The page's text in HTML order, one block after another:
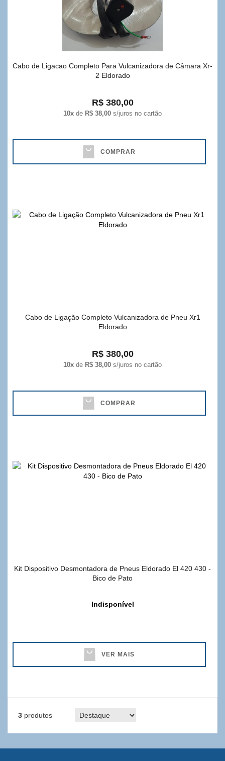
Cabo de Ligacao Completo Para Vulcanizadora de Câmara Xr-
2 Eldorado
R$ 380,00
10x de R$ 38,00 s/juros no cartão
COMPRAR
Cabo de Ligação Completo Vulcanizadora de Pneu Xr1
Eldorado
R$ 380,00
10x de R$ 38,00 s/juros no cartão
COMPRAR
Kit Dispositivo Desmontadora de Pneus Eldorado El 420 430 -
Bico de Pato
Indisponível
VER MAIS
3 produtos